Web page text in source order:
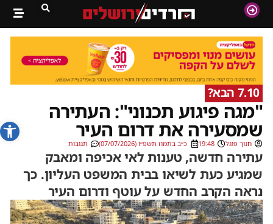
פתח
7.10 הבא?
"מגה פיגוע תכנוני": העתירה
שמסעירה את דרום העיר
חנוך פוגל 19:48 כ״ב בתמוז תשפ״ו (07/07/2026) תגובות
עתירה חדשה, טענות לאי אכיפה ומאבק
שמגיע כעת לשיאו בבית המשפט העליון. כך
נראה הקרב החדש על עוטף ודרום העיר